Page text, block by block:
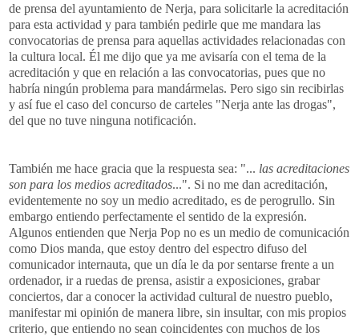
de prensa del ayuntamiento de Nerja, para solicitarle la acreditación
para esta actividad y para también pedirle que me mandara las
convocatorias de prensa para aquellas actividades relacionadas con
la cultura local. Él me dijo que ya me avisaría con el tema de la
acreditación y que en relación a las convocatorias, pues que no
habría ningún problema para mandármelas. Pero sigo sin recibirlas
y así fue el caso del concurso de carteles "Nerja ante las drogas",
del que no tuve ninguna notificación.
También me hace gracia que la respuesta sea: "... las acreditaciones
son para los medios acreditados...". Si no me dan acreditación,
evidentemente no soy un medio acreditado, es de perogrullo. Sin
embargo entiendo perfectamente el sentido de la expresión.
Algunos entienden que Nerja Pop no es un medio de comunicación
como Dios manda, que estoy dentro del espectro difuso del
comunicador internauta, que un día le da por sentarse frente a un
ordenador, ir a ruedas de prensa, asistir a exposiciones, grabar
conciertos, dar a conocer la actividad cultural de nuestro pueblo,
manifestar mi opinión de manera libre, sin insultar, con mis propios
criterio, que entiendo no sean coincidentes con muchos de los